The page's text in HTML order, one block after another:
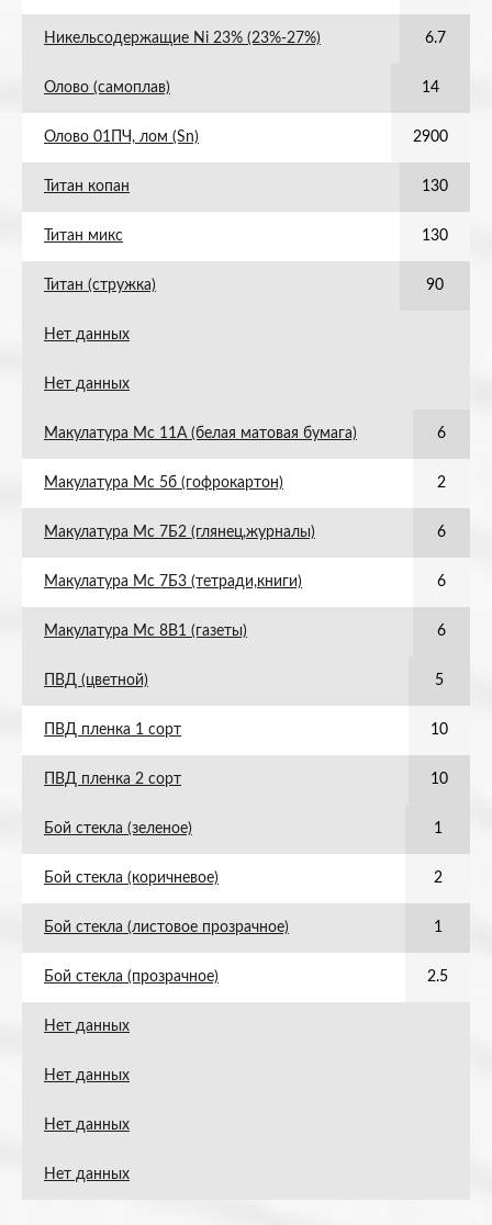
Никельсодержащие Ni 23% (23%-27%) 6.7
Олово (самоплав) 14
Олово 01ПЧ, лом (Sn) 2900
Титан копан 130
Титан микс 130
Титан (стружка) 90
Нет данных
Нет данных
Макулатура Мс 11А (белая матовая бумага) 6
Макулатура Мс 5б (гофрокартон) 2
Макулатура Мс 7Б2 (глянец,журналы) 6
Макулатура Мс 7Б3 (тетради,книги) 6
Макулатура Мс 8В1 (газеты) 6
ПВД (цветной) 5
ПВД пленка 1 сорт 10
ПВД пленка 2 сорт 10
Бой стекла (зеленое) 1
Бой стекла (коричневое) 2
Бой стекла (листовое прозрачное) 1
Бой стекла (прозрачное) 2.5
Нет данных
Нет данных
Нет данных
Нет данных